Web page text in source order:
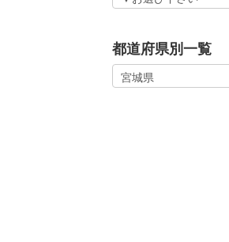
都道府県別一覧